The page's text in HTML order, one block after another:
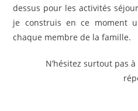
dessus pour les activités
je construis en ce moment
chaque membre de la famille.
N’hésitez surtout pas